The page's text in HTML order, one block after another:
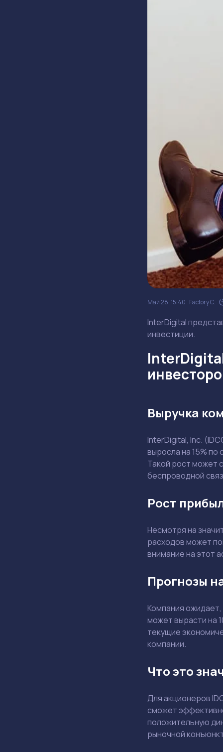
Май 28, 15:40 Factory C.
InterDigital
инвестиции.
Выручка
InterDigital, Inc.
выросла на 15%
Такой рост может
беспроводной
Рост
Несмотря на
расходов может
внимание на этот
Прогнозы
Компания
может вырасти на
текущие
компании.
Что это
Для акционеров
сможет
положительную
рыночной